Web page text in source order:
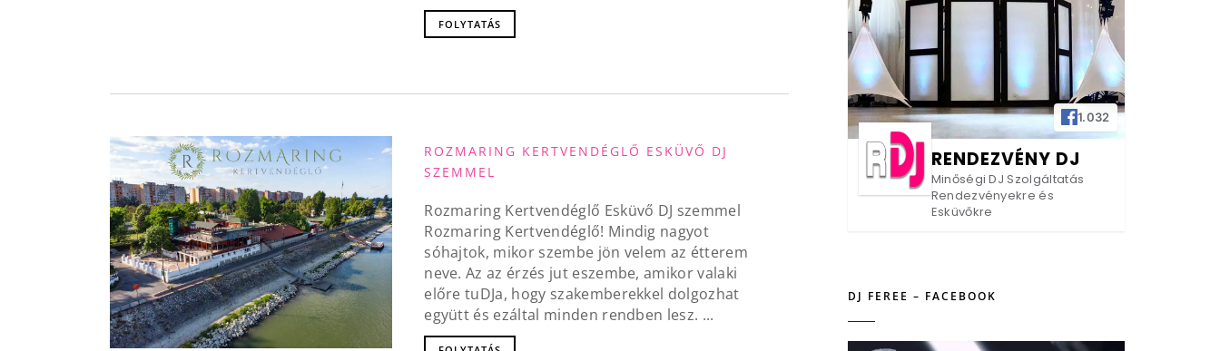
FOLYTATÁS
ROZMARING KERTVENDÉGLŐ ESKÜVŐ DJ
SZEMMEL
Rozmaring Kertvendéglő Esküvő DJ szemmel
Rozmaring Kertvendéglő! Mindig nagyot
sóhajtok, mikor szembe jön velem az étterem
neve. Az az érzés jut eszembe, amikor valaki
előre tuDJa, hogy szakemberekkel dolgozhat
együtt és ezáltal minden rendben lesz. ...
1.032
RENDEZVÉNY DJ
Minőségi DJ Szolgáltatás
Rendezvényekre és
Esküvőkre
DJ FEREE – FACEBOOK